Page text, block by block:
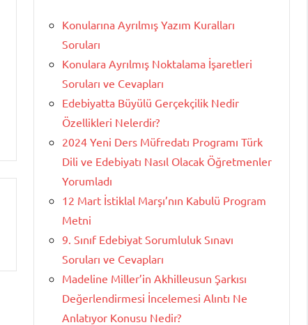
Konularına Ayrılmış Yazım Kuralları
Soruları
Konulara Ayrılmış Noktalama İşaretleri
Soruları ve Cevapları
Edebiyatta Büyülü Gerçekçilik Nedir
Özellikleri Nelerdir?
2024 Yeni Ders Müfredatı Programı Türk
Dili ve Edebiyatı Nasıl Olacak Öğretmenler
Yorumladı
12 Mart İstiklal Marşı’nın Kabulü Program
Metni
9. Sınıf Edebiyat Sorumluluk Sınavı
Soruları ve Cevapları
Madeline Miller’in Akhilleusun Şarkısı
Değerlendirmesi İncelemesi Alıntı Ne
Anlatıyor Konusu Nedir?